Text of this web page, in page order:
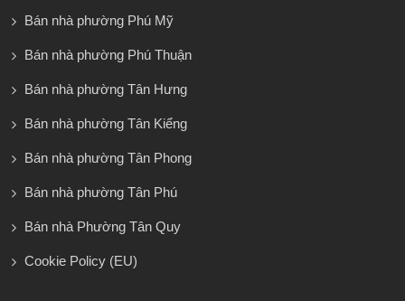
Bán nhà phường Phú Mỹ
Bán nhà phường Phú Thuận
Bán nhà phường Tân Hưng
Bán nhà phường Tân Kiểng
Bán nhà phường Tân Phong
Bán nhà phường Tân Phú
Bán nhà Phường Tân Quy
Cookie Policy (EU)